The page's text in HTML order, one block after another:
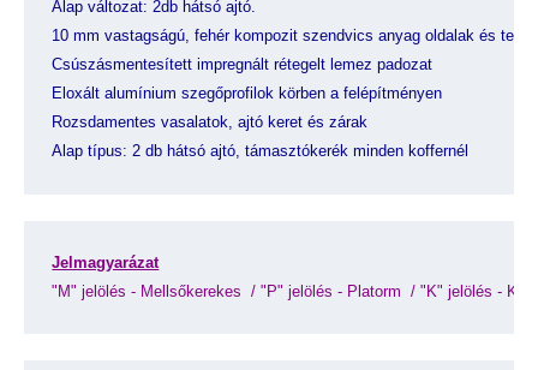
Alap változat: 2db hátsó ajtó.
10 mm vastagságú, fehér kompozit szendvics anyag oldalak és tető
Csúszásmentesített impregnált rétegelt lemez padozat
Eloxált alumínium szegőprofilok körben a felépítményen
Rozsdamentes vasalatok, ajtó keret és zárak
Alap típus: 2 db hátsó ajtó, támasztókerék minden koffernél
Jelmagyarázat
"M" jelölés - Mellsőkerekes / "P" jelölés - Platorm / "K" jelölés -